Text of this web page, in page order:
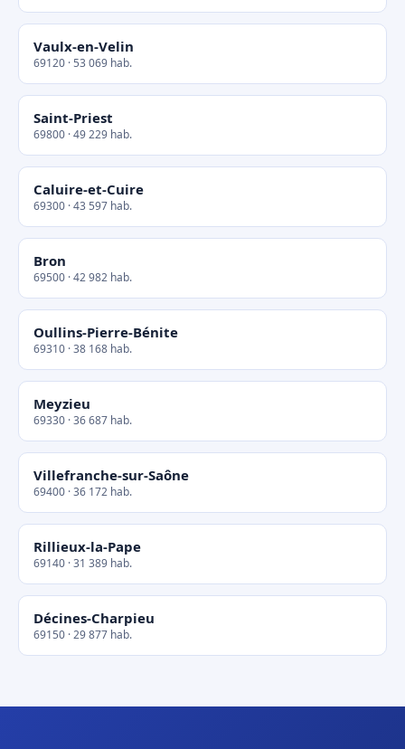
Vaulx-en-Velin
69120 · 53 069 hab.
Saint-Priest
69800 · 49 229 hab.
Caluire-et-Cuire
69300 · 43 597 hab.
Bron
69500 · 42 982 hab.
Oullins-Pierre-Bénite
69310 · 38 168 hab.
Meyzieu
69330 · 36 687 hab.
Villefranche-sur-Saône
69400 · 36 172 hab.
Rillieux-la-Pape
69140 · 31 389 hab.
Décines-Charpieu
69150 · 29 877 hab.